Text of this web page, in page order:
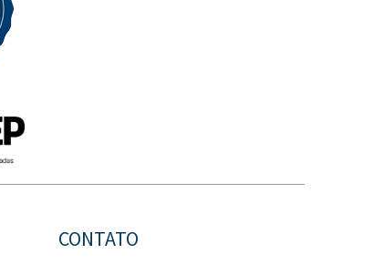
CONTATO